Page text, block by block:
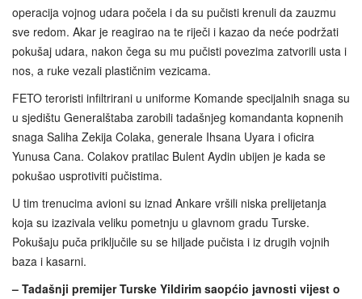
operacija vojnog udara počela i da su pučisti krenuli da zauzmu
sve redom. Akar je reagirao na te riječi i kazao da neće podržati
pokušaj udara, nakon čega su mu pučisti povezima zatvorili usta i
nos, a ruke vezali plastičnim vezicama.
FETO teroristi infiltrirani u uniforme Komande specijalnih snaga su
u sjedištu Generalštaba zarobili tadašnjeg komandanta kopnenih
snaga Saliha Zekija Colaka, generale Ihsana Uyara i oficira
Yunusa Cana. Colakov pratilac Bulent Aydin ubijen je kada se
pokušao usprotiviti pučistima.
U tim trenucima avioni su iznad Ankare vršili niska prelijetanja
koja su izazivala veliku pometnju u glavnom gradu Turske.
Pokušaju puča priključile su se hiljade pučista i iz drugih vojnih
baza i kasarni.
– Tadašnji premijer Turske Yildirim saopćio javnosti vijest o